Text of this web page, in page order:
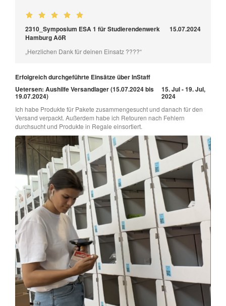
2310_Symposium ESA 1 für Studierendenwerk
Hamburg AöR
15.07.2024
„Herzlichen Dank für deinen Einsatz ????“
Erfolgreich durchgeführte Einsätze über InStaff
Uetersen: Aushilfe Versandlager (15.07.2024 bis
19.07.2024)
15. Jul - 19. Jul,
2024
Ich habe Produkte für Pakete zusammengesucht und danach für den
Versand verpackt. Außerdem habe ich Retouren nach Fehlern
durchsucht und Produkte in Regale einsortiert.